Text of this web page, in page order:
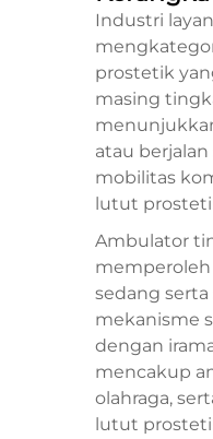
Industri
prostetik
masing
atau
mobilitas
lutut
Ambulator
sedang
mekanisme
dengan
mencakup
olahraga,
lutut